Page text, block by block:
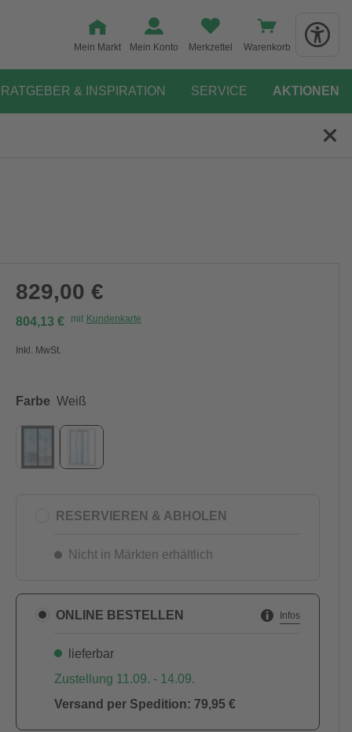
Mein Markt Mein Konto Merkzettel Warenkorb
RATGEBER & INSPIRATION SERVICE AKTIONEN
829,00 €
804,13 € mit Kundenkarte
Inkl. MwSt.
Farbe Weiß
RESERVIEREN & ABHOLEN
Nicht in Märkten erhältlich
ONLINE BESTELLEN Infos
lieferbar
Zustellung 11.09. - 14.09.
Versand per Spedition: 79,95 €